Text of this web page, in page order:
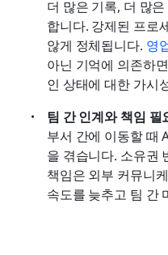
더 많은 기록, 더 많
합니다. 강제된 프로
않게 정체됩니다. 영
아닌 기억에 의존하
인 상태에 대한 가시
팀 간 인계와 책임 필
부서 간에 이동할 때
을 겪습니다. 소유권
책임은 외부 커뮤니
속도를 늦추고 팀 간